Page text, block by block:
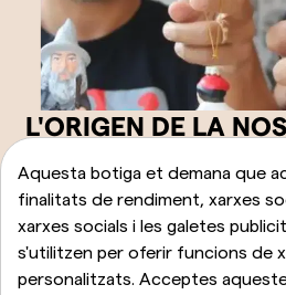
L'ORIGEN DE LA
CAGANER
CAGANER WORLD
LLEGIR MÉS
Aquesta botiga et demana que
finalitats de rendiment, xarxes
xarxes socials i les galetes
s'utilitzen per oferir funcions de
personalitzats. Acceptes